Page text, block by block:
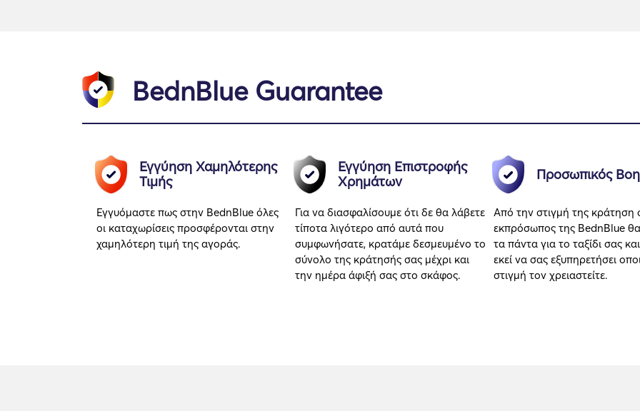
BednBlue Guarantee
Εγγύηση Χαμηλότερης
Τιμής
Εγγυόμαστε πως στην BednBlue όλες
οι καταχωρίσεις προσφέρονται στην
χαμηλότερη τιμή της αγοράς.
Εγγύηση Επιστροφής
Χρημάτων
Για να διασφαλίσουμε ότι δε θα λάβετε
τίποτα λιγότερο από αυτά που
συμφωνήσατε, κρατάμε δεσμευμένο το
σύνολο της κράτησής σας μέχρι και
την ημέρα άφιξή σας στο σκάφος.
Προσωπικός
Από την στιγμή της κράτηση
εκπρόσωπος της BednBlue θα
τα πάντα για το ταξίδι σας
εκεί να σας εξυπηρετήσει
στιγμή τον χρειαστείτε.